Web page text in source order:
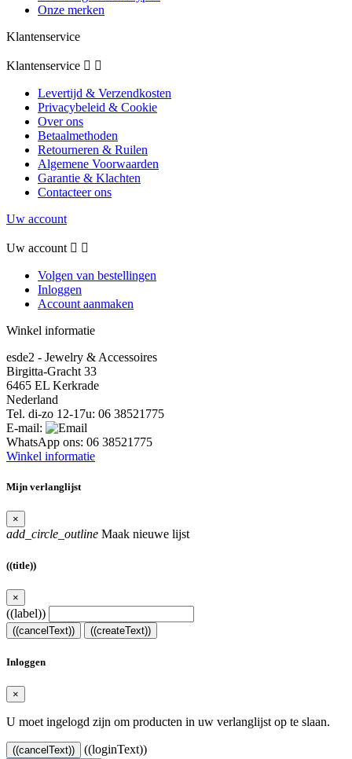
Onze merken
Klantenservice
Klantenservice  
Levertijd & Verzendkosten
Privacybeleid & Cookie
Over ons
Betaalmethoden
Retourneren & Ruilen
Algemene Voorwaarden
Garantie & Klachten
Contacteer ons
Uw account
Uw account  
Volgen van bestellingen
Inloggen
Account aanmaken
Winkel informatie
esde2 - Jewelry & Accessoires
Birgitta-Gracht 33
6465 EL Kerkrade
Nederland
Tel. di-zo 12-17u: 06 38521775
E-mail:
WhatsApp ons: 06 38521775
Winkel informatie
Mijn verlanglijst
×
add_circle_outline Maak nieuwe lijst
((title))
×
((label))
((cancelText)) ((createText))
Inloggen
×
U moet ingelogd zijn om producten in uw verlanglijst op te slaan.
((cancelText))
((loginText))